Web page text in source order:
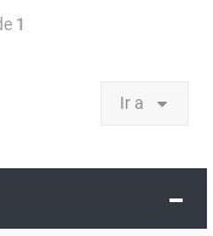
1
Ir a